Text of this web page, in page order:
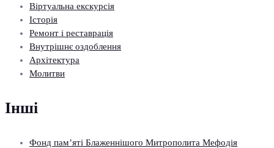
Віртуальна екскурсія
Історія
Ремонт і реставрація
Внутрішнє оздоблення
Архітектура
Молитви
Інші
Фонд пам’яті Блаженнішого Митрополита Мефодія